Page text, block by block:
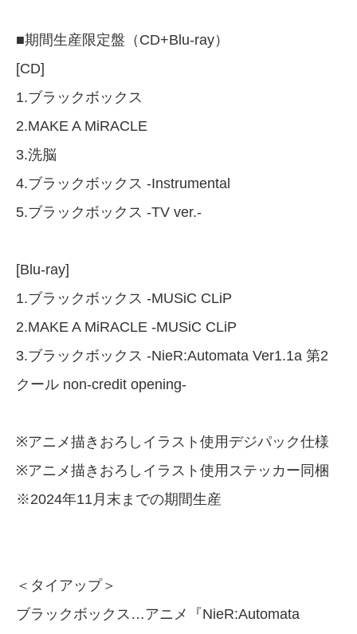
■期間生産限定盤（CD+Blu-ray）
[CD]
1.ブラックボックス
2.MAKE A MiRACLE
3.洗脳
4.ブラックボックス -Instrumental
5.ブラックボックス -TV ver.-
[Blu-ray]
1.ブラックボックス -MUSiC CLiP
2.MAKE A MiRACLE -MUSiC CLiP
3.ブラックボックス -NieR:Automata Ver1.1a 第2
クール non-credit opening-
※アニメ描きおろしイラスト使用デジパック仕様
※アニメ描きおろしイラスト使用ステッカー同梱
※2024年11月末までの期間生産
＜タイアップ＞
ブラックボックス…アニメ『NieR:Automata